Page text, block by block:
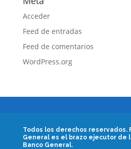
Acceder
Feed de entradas
Feed de comentarios
WordPress.org
Todos los derechos reservados.
General es el brazo ejecutor de
Banco General.